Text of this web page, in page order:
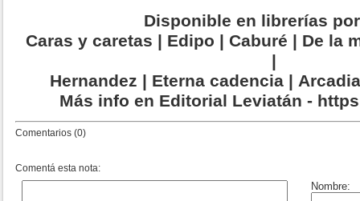
Disponible en librerías
Caras y caretas | Edipo | Caburé | De la
|
Hernandez | Eterna cadencia |
Más info en Editorial Leviatán -
Comentarios (0)
Comentá esta nota: